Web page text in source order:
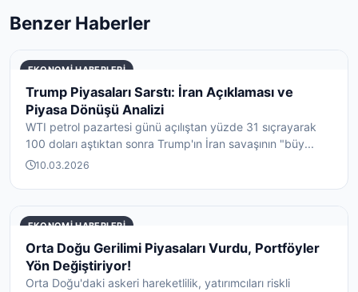
Benzer Haberler
EKONOMI HABERLERI
Trump Piyasaları Sarstı: İran Açıklaması ve
Piyasa Dönüşü Analizi
WTI petrol pazartesi günü açılıştan yüzde 31 sıçrayarak
100 doları aştıktan sonra Trump'ın İran savaşının "büy...
10.03.2026
EKONOMI HABERLERI
Orta Doğu Gerilimi Piyasaları Vurdu, Portföyler
Yön Değiştiriyor!
Orta Doğu'daki askeri hareketlilik, yatırımcıları riskli